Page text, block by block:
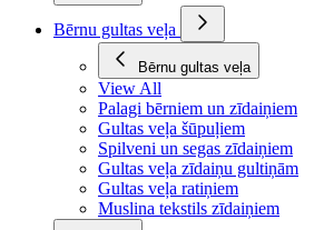
Bērnu gultas veļa
Bērnu gultas veļa
View All
Palagi bērniem un zīdaiņiem
Gultas veļa šūpuļiem
Spilveni un segas zīdaiņiem
Gultas veļa zīdaiņu gultiņām
Gultas veļa ratiņiem
Muslina tekstils zīdaiņiem